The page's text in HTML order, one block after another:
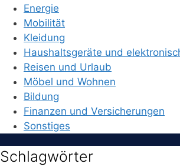
Energie
Mobilität
Kleidung
Haushaltsgeräte und
Reisen und Urlaub
Möbel und Wohnen
Bildung
Finanzen und Versicherungen
Sonstiges
Schlagwörter